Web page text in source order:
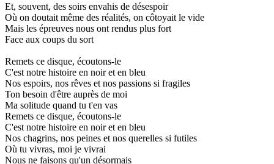
Et, souvent, des soirs envahis de désespoir
Où on doutait même des réalités, on côtoyait le vide
Mais les épreuves nous ont rendus plus fort
Face aux coups du sort
Remets ce disque, écoutons-le
C'est notre histoire en noir et en bleu
Nos espoirs, nos rêves et nos passions si fragiles
Ton besoin d'être auprès de moi
Ma solitude quand tu t'en vas
Remets ce disque, écoutons-le
C'est notre histoire en noir et en bleu
Nos chagrins, nos peines et nos querelles si futiles
Où tu vivras, moi je vivrai
Nous ne faisons qu'un désormais